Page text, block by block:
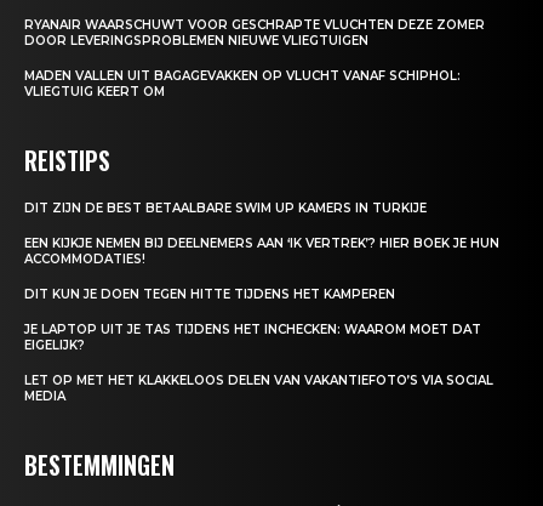
RYANAIR WAARSCHUWT VOOR GESCHRAPTE VLUCHTEN DEZE ZOMER
DOOR LEVERINGSPROBLEMEN NIEUWE VLIEGTUIGEN
MADEN VALLEN UIT BAGAGEVAKKEN OP VLUCHT VANAF SCHIPHOL:
VLIEGTUIG KEERT OM
REISTIPS
DIT ZIJN DE BEST BETAALBARE SWIM UP KAMERS IN TURKIJE
EEN KIJKJE NEMEN BIJ DEELNEMERS AAN ‘IK VERTREK’? HIER BOEK JE HUN
ACCOMMODATIES!
DIT KUN JE DOEN TEGEN HITTE TIJDENS HET KAMPEREN
JE LAPTOP UIT JE TAS TIJDENS HET INCHECKEN: WAAROM MOET DAT
EIGELIJK?
LET OP MET HET KLAKKELOOS DELEN VAN VAKANTIEFOTO’S VIA SOCIAL
MEDIA
BESTEMMINGEN